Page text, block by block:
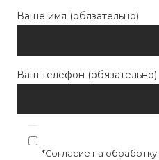
Ваше имя (обязательно)
Ваш телефон (обязательно)
*Согласие на обработку